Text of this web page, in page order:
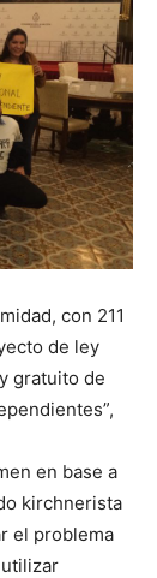
con 211
de ley
gratuito de
en base a
kirchnerista
el problema